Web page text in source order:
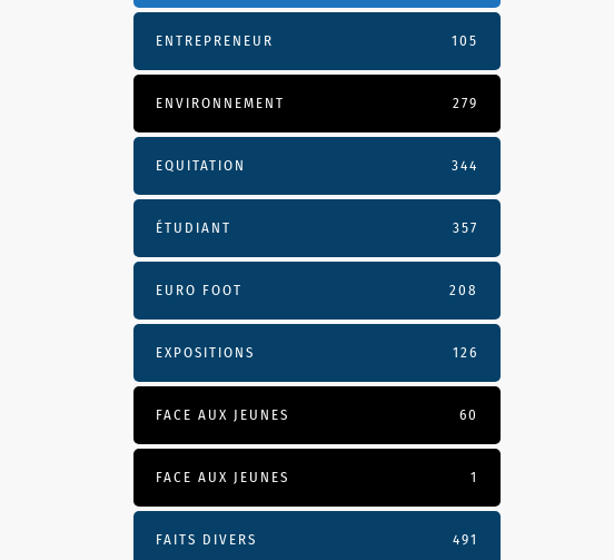
ENTREPRENEUR 105
ENVIRONNEMENT 279
EQUITATION 344
ÉTUDIANT 357
EURO FOOT 208
EXPOSITIONS 126
FACE AUX JEUNES 60
FACE AUX JEUNES 1
FAITS DIVERS 491